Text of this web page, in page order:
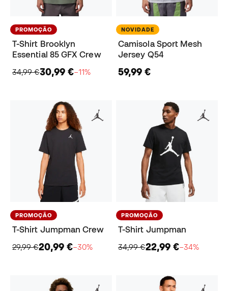
PROMOÇÃO
T-Shirt Brooklyn
Essential 85 GFX Crew
34,99 €30,99 €−11%
NOVIDADE
Camisola Sport Mesh
Jersey Q54
59,99 €
PROMOÇÃO
T-Shirt Jumpman Crew
29,99 €20,99 €−30%
PROMOÇÃO
T-Shirt Jumpman
34,99 €22,99 €−34%